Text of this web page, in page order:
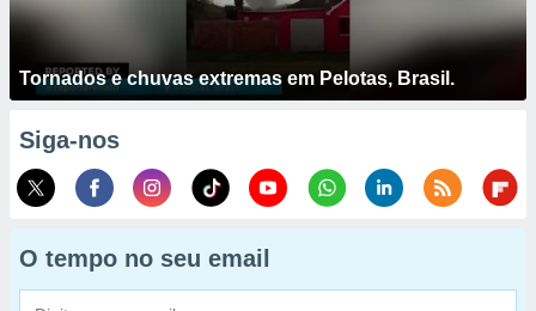
Tornados e chuvas extremas em Pelotas, Brasil.
Siga-nos
O tempo no seu email